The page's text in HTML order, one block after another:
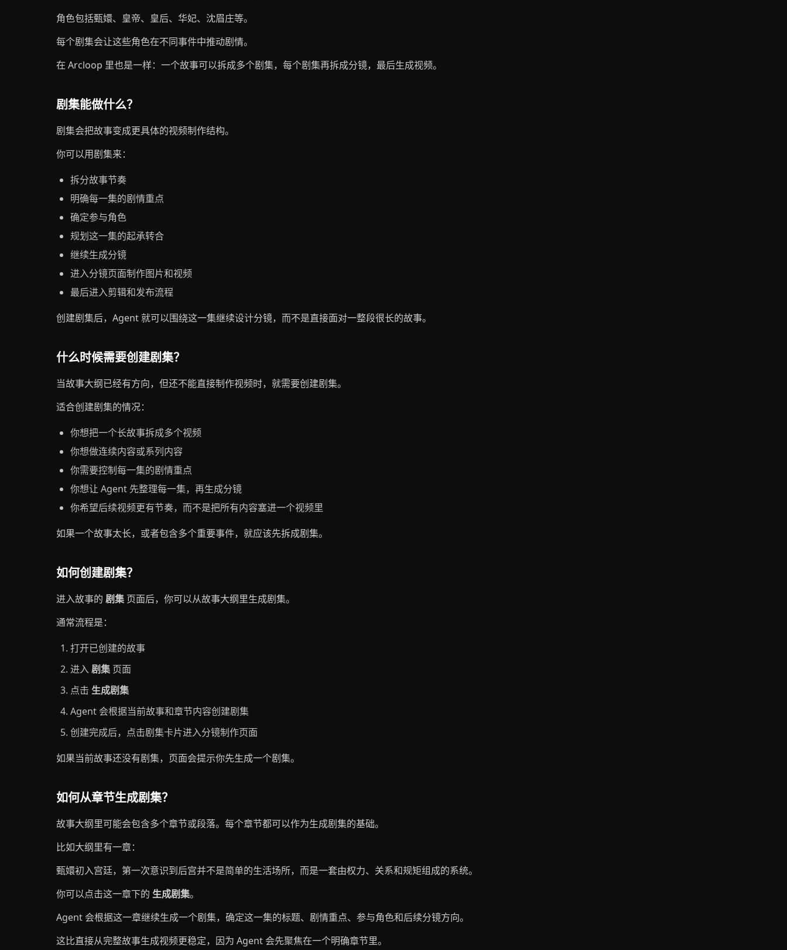
角色包括甄嬛、皇帝、皇后、华妃、沈眉庄等。
每个剧集会让这些角色在不同事件中推动剧情。
在 Arcloop 里也是一样：一个故事可以拆成多个剧集，每个剧集再拆成分镜，最后生成视频。
剧集能做什么？
剧集会把故事变成更具体的视频制作结构。
你可以用剧集来：
拆分故事节奏
明确每一集的剧情重点
确定参与角色
规划这一集的起承转合
继续生成分镜
进入分镜页面制作图片和视频
最后进入剪辑和发布流程
创建剧集后，Agent 就可以围绕这一集继续设计分镜，而不是直接面对一整段很长的故事。
什么时候需要创建剧集？
当故事大纲已经有方向，但还不能直接制作视频时，就需要创建剧集。
适合创建剧集的情况：
你想把一个长故事拆成多个视频
你想做连续内容或系列内容
你需要控制每一集的剧情重点
你想让 Agent 先整理每一集，再生成分镜
你希望后续视频更有节奏，而不是把所有内容塞进一个视频里
如果一个故事太长，或者包含多个重要事件，就应该先拆成剧集。
如何创建剧集？
进入故事的 剧集 页面后，你可以从故事大纲里生成剧集。
通常流程是：
打开已创建的故事
进入 剧集 页面
点击 生成剧集
Agent 会根据当前故事和章节内容创建剧集
创建完成后，点击剧集卡片进入分镜制作页面
如果当前故事还没有剧集，页面会提示你先生成一个剧集。
如何从章节生成剧集？
故事大纲里可能会包含多个章节或段落。每个章节都可以作为生成剧集的基础。
比如大纲里有一章：
甄嬛初入宫廷，第一次意识到后宫并不是简单的生活场所，而是一套由权力、关系和规矩组成的系统。
你可以点击这一章下的 生成剧集。
Agent 会根据这一章继续生成一个剧集，确定这一集的标题、剧情重点、参与角色和后续分镜方向。
这比直接从完整故事生成视频更稳定，因为 Agent 会先聚焦在一个明确章节里。